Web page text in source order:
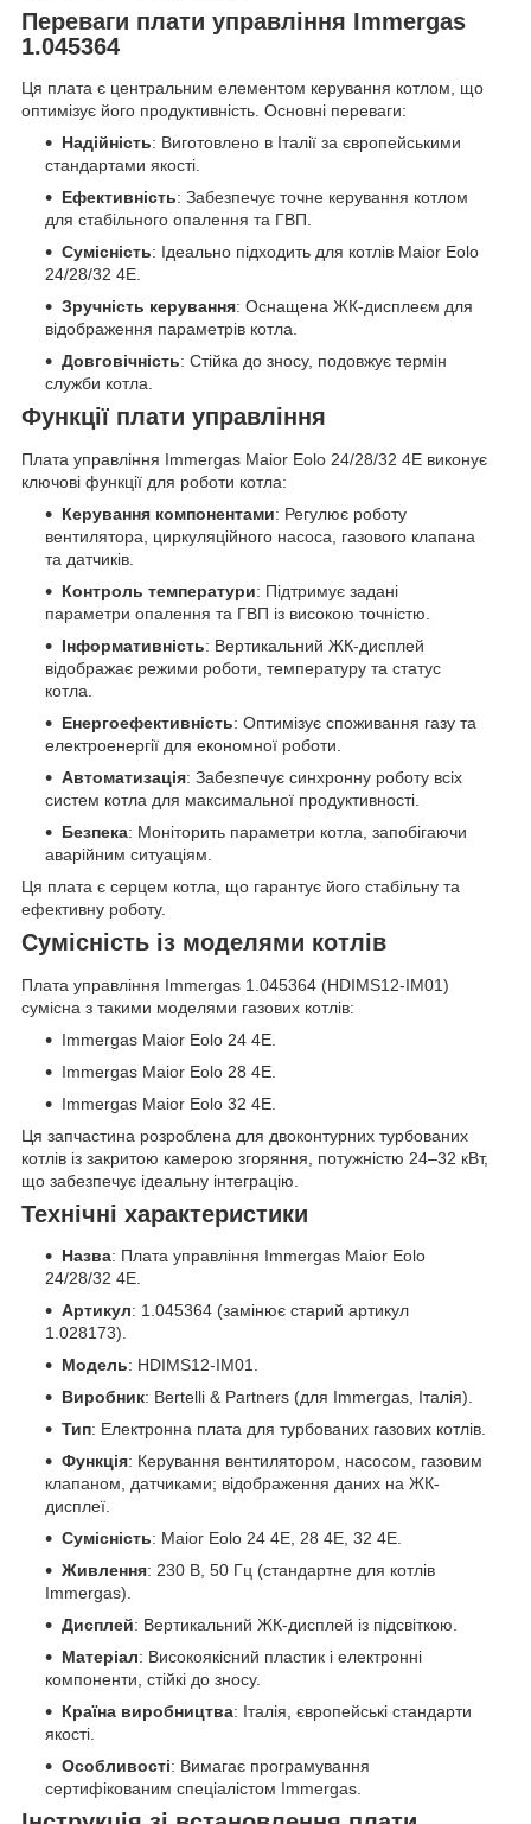
Переваги плати управління Immergas
1.045364
Ця плата є центральним елементом керування котлом, що
оптимізує його продуктивність. Основні переваги:
Надійність: Виготовлено в Італії за європейськими
стандартами якості.
Ефективність: Забезпечує точне керування котлом
для стабільного опалення та ГВП.
Сумісність: Ідеально підходить для котлів Maior Eolo
24/28/32 4E.
Зручність керування: Оснащена ЖК-дисплеєм для
відображення параметрів котла.
Довговічність: Стійка до зносу, подовжує термін
служби котла.
Функції плати управління
Плата управління Immergas Maior Eolo 24/28/32 4E виконує
ключові функції для роботи котла:
Керування компонентами: Регулює роботу
вентилятора, циркуляційного насоса, газового клапана
та датчиків.
Контроль температури: Підтримує задані
параметри опалення та ГВП із високою точністю.
Інформативність: Вертикальний ЖК-дисплей
відображає режими роботи, температуру та статус
котла.
Енергоефективність: Оптимізує споживання газу та
електроенергії для економної роботи.
Автоматизація: Забезпечує синхронну роботу всіх
систем котла для максимальної продуктивності.
Безпека: Моніторить параметри котла, запобігаючи
аварійним ситуаціям.
Ця плата є серцем котла, що гарантує його стабільну та
ефективну роботу.
Сумісність із моделями котлів
Плата управління Immergas 1.045364 (HDIMS12-IM01)
сумісна з такими моделями газових котлів:
Immergas Maior Eolo 24 4E.
Immergas Maior Eolo 28 4E.
Immergas Maior Eolo 32 4E.
Ця запчастина розроблена для двоконтурних турбованих
котлів із закритою камерою згоряння, потужністю 24–32 кВт,
що забезпечує ідеальну інтеграцію.
Технічні характеристики
Назва: Плата управління Immergas Maior Eolo
24/28/32 4E.
Артикул: 1.045364 (замінює старий артикул
1.028173).
Модель: HDIMS12-IM01.
Виробник: Bertelli & Partners (для Immergas, Італія).
Тип: Електронна плата для турбованих газових котлів.
Функція: Керування вентилятором, насосом, газовим
клапаном, датчиками; відображення даних на ЖК-
дисплеї.
Сумісність: Maior Eolo 24 4E, 28 4E, 32 4E.
Живлення: 230 В, 50 Гц (стандартне для котлів
Immergas).
Дисплей: Вертикальний ЖК-дисплей із підсвіткою.
Матеріал: Високоякісний пластик і електронні
компоненти, стійкі до зносу.
Країна виробництва: Італія, європейські стандарти
якості.
Особливості: Вимагає програмування
сертифікованим спеціалістом Immergas.